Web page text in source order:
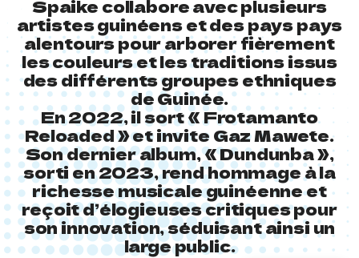
Spaike collabore avec plusieurs
artistes guinéens et des pays pays
alentours pour arborer fièrement
les couleurs et les traditions issus
des différents groupes ethniques
de Guinée.
En 2022, il sort « Frotamanto
Reloaded » et invite Gaz Mawete.
Son dernier album, « Dundunba »,
sorti en 2023, rend hommage à la
richesse musicale guinéenne et
reçoit d’élogieuses critiques pour
son innovation, séduisant ainsi un
large public.